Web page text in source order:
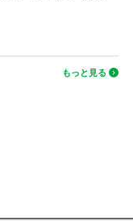
もっと見る